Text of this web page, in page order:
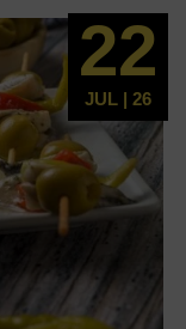
22
JUL | 26